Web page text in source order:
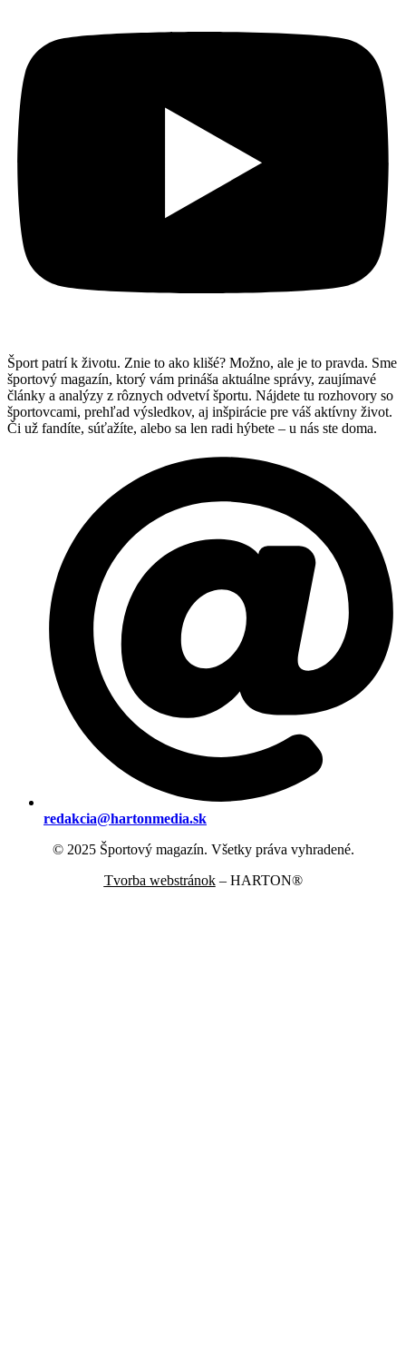
Šport patrí k životu. Znie to ako klišé? Možno, ale je to pravda. Sme
športový magazín, ktorý vám prináša aktuálne správy, zaujímavé
články a analýzy z rôznych odvetví športu. Nájdete tu rozhovory so
športovcami, prehľad výsledkov, aj inšpirácie pre váš aktívny život.
Či už fandíte, súťažíte, alebo sa len radi hýbete – u nás ste doma.
redakcia@hartonmedia.sk
© 2025 Športový magazín. Všetky práva vyhradené.
Tvorba webstránok– HARTON®